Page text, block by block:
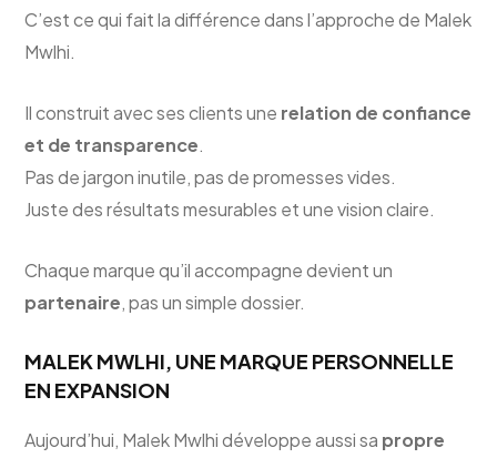
C’est ce qui fait la différence dans l’approche de Malek
Mwlhi.
Il construit avec ses clients une relation de confiance
et de transparence.
Pas de jargon inutile, pas de promesses vides.
Juste des résultats mesurables et une vision claire.
Chaque marque qu’il accompagne devient un
partenaire, pas un simple dossier.
MALEK MWLHI, UNE MARQUE PERSONNELLE
EN EXPANSION
Aujourd’hui, Malek Mwlhi développe aussi sa propre